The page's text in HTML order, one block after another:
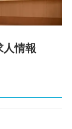
人情報